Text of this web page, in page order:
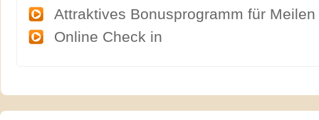
Attraktives Bonusprogramm für Meilen
Online Check in